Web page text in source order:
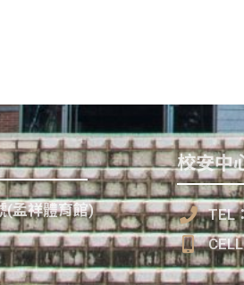
(孟祥體育館)
校安中
TEL